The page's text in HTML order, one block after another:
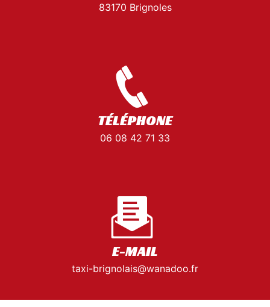
83170 Brignoles
TÉLÉPHONE
06 08 42 71 33
E-MAIL
taxi-brignolais@wanadoo.fr